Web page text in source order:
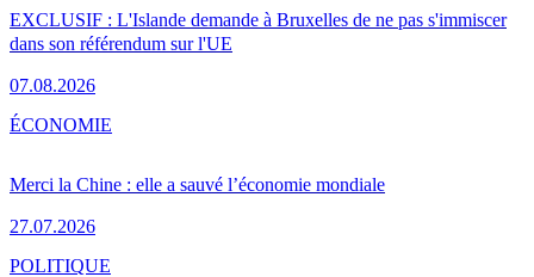
EXCLUSIF : L'Islande demande à Bruxelles de ne pas s'immiscer
dans son référendum sur l'UE
07.08.2026
Merci la Chine : elle a sauvé l’économie mondiale
27.07.2026
ÉCONOMIE
POLITIQUE